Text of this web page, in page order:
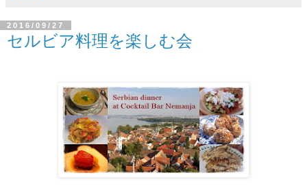
2016/09/27
セルビア料理を楽しむ会